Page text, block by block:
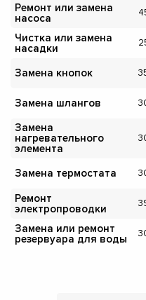
Ремонт или замена
насоса
Чистка или замена
насадки
Замена кнопок
Замена шлангов
Замена
нагревательного
элемента
Замена термостата
Ремонт
электропроводки
Замена или ремонт
резервуара для воды